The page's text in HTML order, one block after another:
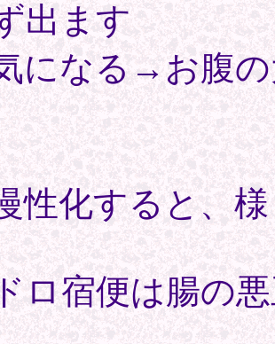
出ます
になる→お腹
性化すると、
ロ宿便は腸の